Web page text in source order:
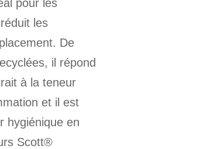
pour les
les
De
il répond
à la teneur
et il est
hygiénique en
Scott®